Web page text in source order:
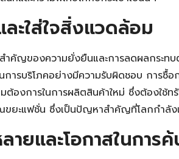
ะใส่ใจสิ่งแวดล้อม
ำคัญของความยั่งยืนและการลดผลกระท
ารบริโภคอย่างมีความรับผิดชอบ การซื้อ
ต้องการในการผลิตสินค้าใหม่ ซึ่งต้องใช้
ยะแฟชั่น ซึ่งเป็นปัญหาสำคัญที่โลกกำลั
ายและโอกาสในการ